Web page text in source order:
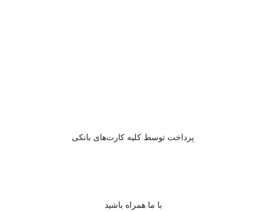
پرداخت توسط کلیه کارت‌های بانکی
با ما همراه باشید